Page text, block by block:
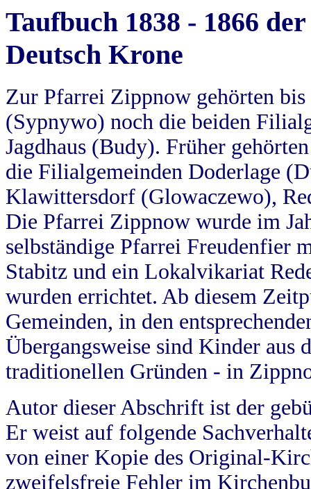
Taufbuch 1838 - 1866
Deutsch Krone
Zur Pfarrei Zippnow gehörten
(Sypnywo) noch die beiden
Jagdhaus (Budy). Früher
die Filialgemeinden Doderlage
Klawittersdorf (Glowaczewo),
Die Pfarrei Zippnow wurde im
selbständige Pfarrei Freudenfier
Stabitz und ein Lokalvikariat
wurden errichtet. Ab diesem
Gemeinden, in den
Übergangsweise sind Kinder aus
traditionellen Gründen - in
Autor dieser Abschrift ist der
Er weist auf folgende
von einer Kopie des Original-
zweifelsfreie Fehler im